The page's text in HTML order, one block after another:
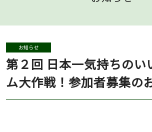
お知らせ
第２回 日本一気持ちのい
ム大作戦！参加者募集の